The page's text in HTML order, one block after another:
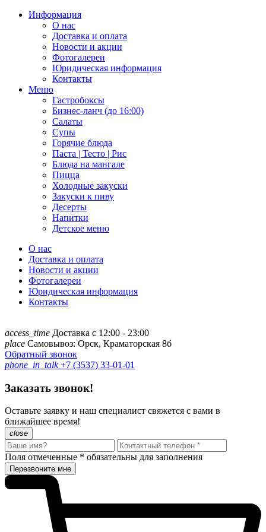
Информация
О нас
Доставка и оплата
Новости и акции
Фотогалереи
Юридическая информация
Контакты
Меню
Гастробоксы
Бизнес-ланч (до 16:00)
Салаты
Супы
Горячие блюда
Паста | Тесто | Рис
Блюда на мангале
Пицца
Холодные закуски
Закуски к пиву
Десерты
Напитки
Детское меню
О нас
Доставка и оплата
Новости и акции
Фотогалереи
Юридическая информация
Контакты
access_time Доставка с 12:00 - 23:00
place Самовывоз: Орск, Краматорская 8б
Обратный звонок
phone_in_talk+7 (3537) 33-01-01
Заказать звонок!
Оставьте заявку и наш специалист свяжется с вами в
ближайшее время!
close
Поля отмеченные * обязательны для заполнения